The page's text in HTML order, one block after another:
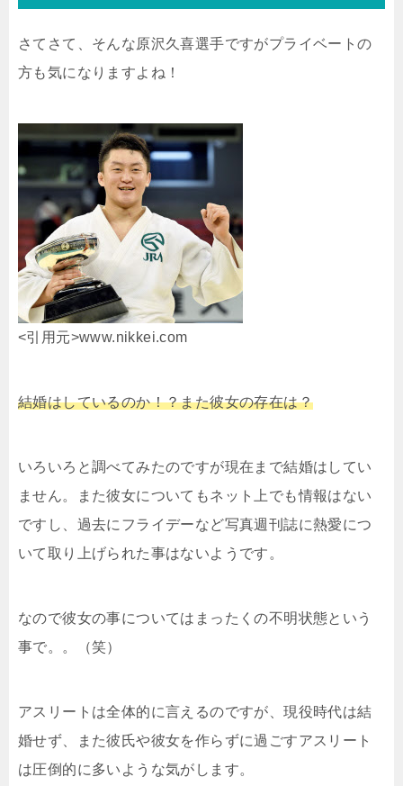
さてさて、そんな原沢久喜選手ですがプライベートの
方も気になりますよね！
<引用元>www.nikkei.com
結婚はしているのか！？また彼女の存在は？
いろいろと調べてみたのですが現在まで結婚はしてい
ません。また彼女についてもネット上でも情報はない
ですし、過去にフライデーなど写真週刊誌に熱愛につ
いて取り上げられた事はないようです。
なので彼女の事についてはまったくの不明状態という
事で。。（笑）
アスリートは全体的に言えるのですが、現役時代は結
婚せず、また彼氏や彼女を作らずに過ごすアスリート
は圧倒的に多いような気がします。